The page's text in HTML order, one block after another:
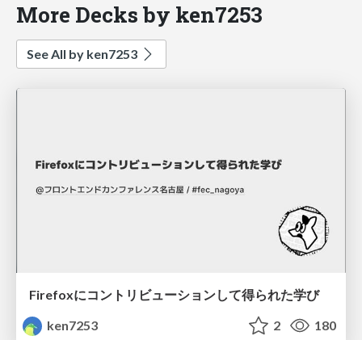
More Decks by ken7253
See All by ken7253
Firefoxにコントリビューションして得られた学び
ken7253
2 180